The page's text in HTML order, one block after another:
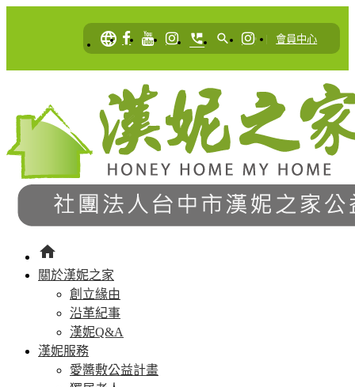
language perm_phone_msg search | 會員中心
home
關於漢妮之家
創立緣由
沿革紀事
漢妮Q&A
漢妮服務
愛醬敷公益計畫